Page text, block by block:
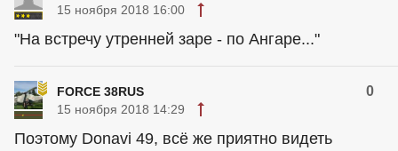
15 ноября 2018 16:00
"На встречу утренней заре - по Ангаре..."
FORCE 38RUS 0
15 ноября 2018 14:29
Поэтому Donavi 49, всё же приятно видеть